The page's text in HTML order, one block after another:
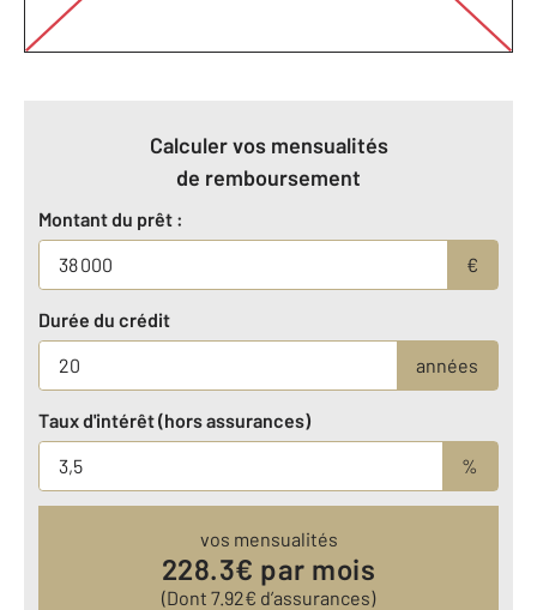
Calculer vos mensualités
de remboursement
Montant du prêt :
€
Durée du crédit
années
Taux d'intérêt (hors assurances)
%
vos mensualités
228.3€ par mois
(Dont 7.92€ d’assurances)